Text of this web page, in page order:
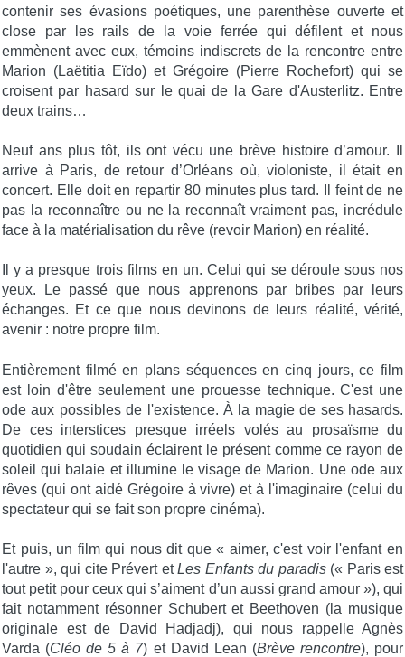
contenir ses évasions poétiques, une parenthèse ouverte et
close par les rails de la voie ferrée qui défilent et nous
emmènent avec eux, témoins indiscrets de la rencontre entre
Marion (Laëtitia Eïdo) et Grégoire (Pierre Rochefort) qui se
croisent par hasard sur le quai de la Gare d'Austerlitz. Entre
deux trains…
Neuf ans plus tôt, ils ont vécu une brève histoire d’amour. Il
arrive à Paris, de retour d’Orléans où, violoniste, il était en
concert. Elle doit en repartir 80 minutes plus tard. Il feint de ne
pas la reconnaître ou ne la reconnaît vraiment pas, incrédule
face à la matérialisation du rêve (revoir Marion) en réalité.
Il y a presque trois films en un. Celui qui se déroule sous nos
yeux. Le passé que nous apprenons par bribes par leurs
échanges. Et ce que nous devinons de leurs réalité, vérité,
avenir : notre propre film.
Entièrement filmé en plans séquences en cinq jours, ce film
est loin d'être seulement une prouesse technique. C'est une
ode aux possibles de l'existence. À la magie de ses hasards.
De ces interstices presque irréels volés au prosaïsme du
quotidien qui soudain éclairent le présent comme ce rayon de
soleil qui balaie et illumine le visage de Marion. Une ode aux
rêves (qui ont aidé Grégoire à vivre) et à l'imaginaire (celui du
spectateur qui se fait son propre cinéma).
Et puis, un film qui nous dit que « aimer, c'est voir l'enfant en
l'autre », qui cite Prévert etLes Enfants du paradis(« Paris est
tout petit pour ceux qui s’aiment d’un aussi grand amour »), qui
fait notamment résonner Schubert et Beethoven (la musique
originale est de David Hadjadj), qui nous rappelle Agnès
Varda (Cléo de 5 à 7) et David Lean (Brève rencontre), pour